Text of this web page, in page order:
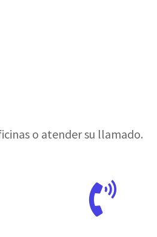
o atender su llamado.
